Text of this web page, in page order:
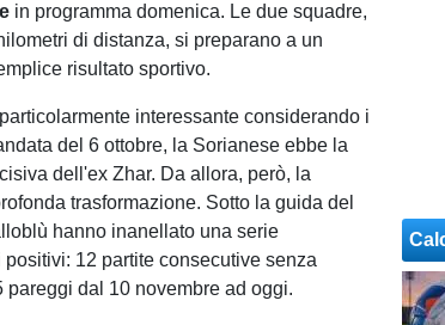
in programma domenica. Le due squadre,
di distanza, si preparano a un
risultato sportivo.
interessante considerando i
del 6 ottobre, la Sorianese ebbe la
dell'ex Zhar. Da allora, però, la
trasformazione. Sotto la guida del
hanno inanellato una serie
12 partite consecutive senza
pareggi dal 10 novembre ad oggi.